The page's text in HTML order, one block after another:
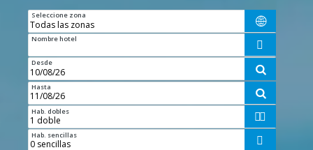
Seleccione zona

Nombre hotel

Desde

Hasta

Hab. dobles 
Hab. sencillas 